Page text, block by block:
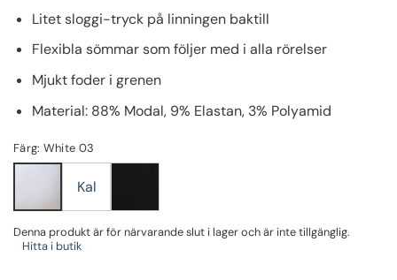
Litet sloggi-tryck på linningen baktill
Flexibla sömmar som följer med i alla rörelser
Mjukt foder i grenen
Material: 88% Modal, 9% Elastan, 3% Polyamid
Färg: White 03
Kal
Denna produkt är för närvarande slut i lager och är inte tillgänglig.
Hitta i butik